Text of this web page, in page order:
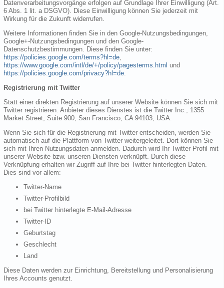
Datenverarbeitungsvorgänge erfolgen auf Grundlage Ihrer Einwilligung (Art.
6 Abs. 1 lit. a DSGVO). Diese Einwilligung können Sie jederzeit mit
Wirkung für die Zukunft widerrufen.
Weitere Informationen finden Sie in den Google-Nutzungsbedingungen,
Google+-Nutzungsbedingungen und den Google-
Datenschutzbestimmungen. Diese finden Sie unter:
https://policies.google.com/terms?hl=de,
https://www.google.com/intl/de/+/policy/pagesterms.html und
https://policies.google.com/privacy?hl=de.
Registrierung mit Twitter
Statt einer direkten Registrierung auf unserer Website können Sie sich mit
Twitter registrieren. Anbieter dieses Dienstes ist die Twitter Inc., 1355
Market Street, Suite 900, San Francisco, CA 94103, USA.
Wenn Sie sich für die Registrierung mit Twitter entscheiden, werden Sie
automatisch auf die Plattform von Twitter weitergeleitet. Dort können Sie
sich mit Ihren Nutzungsdaten anmelden. Dadurch wird Ihr Twitter-Profil mit
unserer Website bzw. unseren Diensten verknüpft. Durch diese
Verknüpfung erhalten wir Zugriff auf Ihre bei Twitter hinterlegten Daten.
Dies sind vor allem:
Twitter-Name
Twitter-Profilbild
bei Twitter hinterlegte E-Mail-Adresse
Twitter-ID
Geburtstag
Geschlecht
Land
Diese Daten werden zur Einrichtung, Bereitstellung und Personalisierung
Ihres Accounts genutzt.